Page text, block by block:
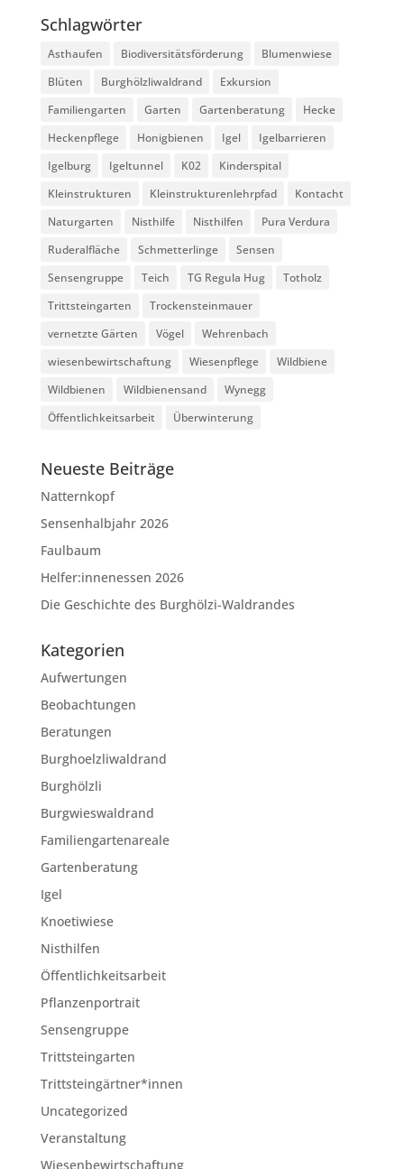
Schlagwörter
Asthaufen Biodiversitätsförderung
Blumenwiese
Blüten
Burghölzliwaldrand
Exkursion
Familiengarten
Garten Gartenberatung
Hecke
Heckenpflege
Honigbienen Igel
Igelbarrieren
Igelburg
Igeltunnel K02
Kinderspital
Kleinstrukturen
Kleinstrukturenlehrpfad
Kontacht
Naturgarten
Nisthilfe Nisthilfen
Pura Verdura
Ruderalfläche
Schmetterlinge
Sensen
Sensengruppe
Teich TG Regula Hug
Totholz
Trittsteingarten
Trockensteinmauer
vernetzte Gärten
Vögel
Wehrenbach
wiesenbewirtschaftung
Wiesenpflege
Wildbiene
Wildbienen
Wildbienensand
Wynegg
Öffentlichkeitsarbeit
Überwinterung
Neueste Beiträge
Natternkopf
Sensenhalbjahr 2026
Faulbaum
Helfer:innenessen 2026
Die Geschichte des Burghölzi-Waldrandes
Kategorien
Aufwertungen
Beobachtungen
Beratungen
Burghoelzliwaldrand
Burghölzli
Burgwieswaldrand
Familiengartenareale
Gartenberatung
Igel
Knoetiwiese
Nisthilfen
Öffentlichkeitsarbeit
Pflanzenportrait
Sensengruppe
Trittsteingarten
Trittsteingärtner*innen
Uncategorized
Veranstaltung
Wiesenbewirtschaftung